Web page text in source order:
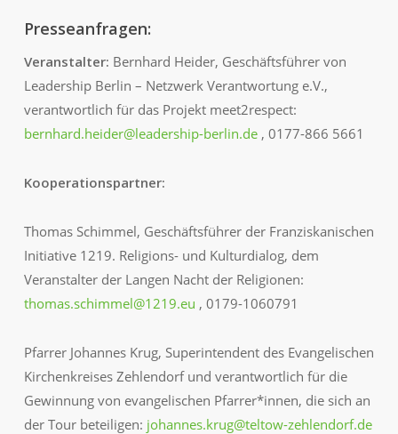
Presseanfragen:
Veranstalter: Bernhard Heider, Geschäftsführer von
Leadership Berlin – Netzwerk Verantwortung e.V.,
verantwortlich für das Projekt meet2respect:
bernhard.heider@leadership-berlin.de, 0177-866 5661
Kooperationspartner:
Thomas Schimmel, Geschäftsführer der Franziskanischen
Initiative 1219. Religions- und Kulturdialog, dem
Veranstalter der Langen Nacht der Religionen:
thomas.schimmel@1219.eu , 0179-1060791
Pfarrer Johannes Krug, Superintendent des Evangelischen
Kirchenkreises Zehlendorf und verantwortlich für die
Gewinnung von evangelischen Pfarrer*innen, die sich an
der Tour beteiligen: johannes.krug@teltow-zehlendorf.de